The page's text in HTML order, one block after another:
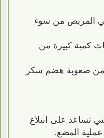
المريض من سوء
كمية كبيرة من
من صعوبة هضم سكر
تساعد على ابتلاع
عملية المضغ.